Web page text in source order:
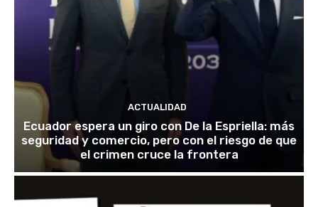
ACTUALIDAD
Ecuador espera un giro con De la Espriella: más
seguridad y comercio, pero con el riesgo de que
el crimen cruce la frontera